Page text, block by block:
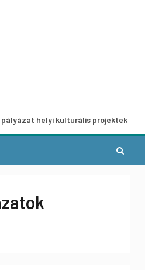
kulturális projektek fejlesztésére